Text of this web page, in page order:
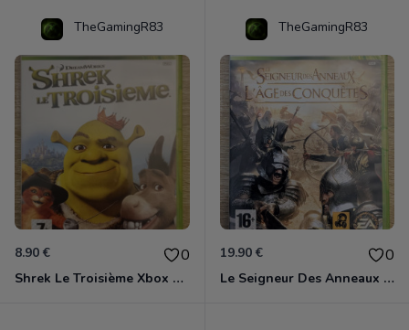
TheGamingR83
8.90 € 0
Shrek Le Troisième Xbox 360
TheGamingR83
19.90 € 0
Le Seigneur Des Anneaux - L'âge Des Conquêtes Xbox 360